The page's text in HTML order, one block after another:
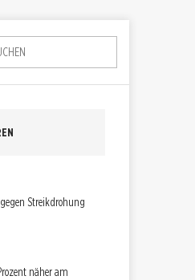
Streikdrohung
näher am